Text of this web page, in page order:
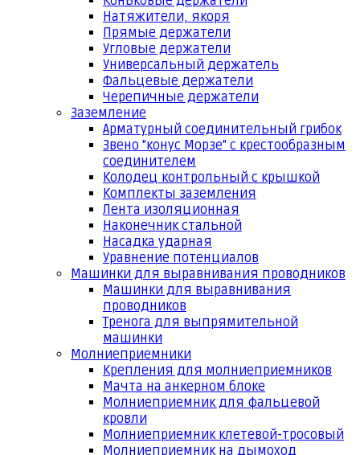
Натяжители, якоря
Прямые держатели
Угловые держатели
Универсальный держатель
Фальцевые держатели
Черепичные держатели
Заземление
Арматурный соединительный грибок
Звено "конус Морзе" с крестообразным
соединителем
Колодец контрольный с крышкой
Комплекты заземления
Лента изоляционная
Наконечник стальной
Насадка ударная
Уравнение потенциалов
Машинки для выравнивания проводников
Машинки для выравнивания
проводников
Тренога для выпрямительной
машинки
Молниеприемники
Крепления для молниеприемников
Мачта на анкерном блоке
Молниеприемник для фальцевой
кровли
Молниеприемник клетевой-тросовый
Молниеприемник на дымоход